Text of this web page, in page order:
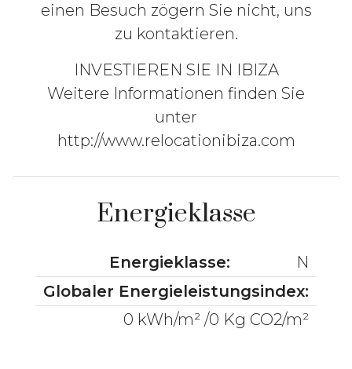
einen Besuch zögern Sie nicht, uns
zu kontaktieren.
INVESTIEREN SIE IN IBIZA
Weitere Informationen finden Sie
unter
http://www.relocationibiza.com
Energieklasse
Energieklasse:
N
Globaler Energieleistungsindex:
0 kWh/m² /0 Kg CO2/m²